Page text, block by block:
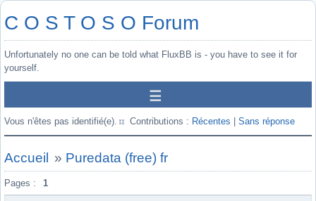
C O S T O S O Forum
Unfortunately no one can be told what FluxBB is - you have to see it for
yourself.
Vous n'êtes pas identifié(e). Contributions : Récentes Sans réponse
Accueil » Puredata (free) fr
Pages : 1